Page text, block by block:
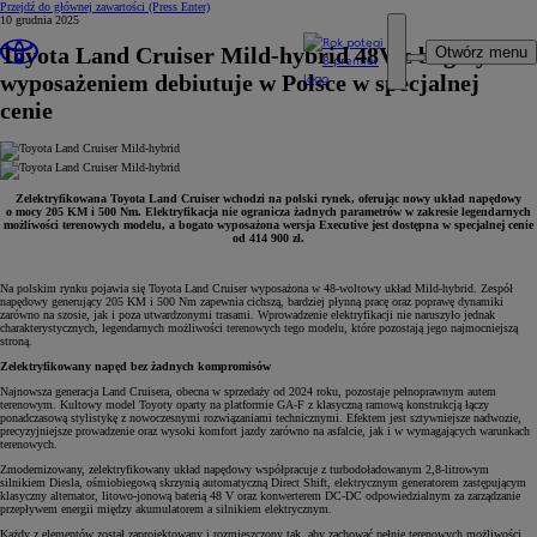
Przejdź do głównej zawartości (Press Enter)
Otwórz menu
10 grudnia 2025
Toyota Land Cruiser Mild-hybrid 48V z bogatym
wyposażeniem debiutuje w Polsce w specjalnej
cenie
Zelektryfikowana Toyota Land Cruiser wchodzi na polski rynek, oferując nowy układ napędowy
o mocy 205 KM i 500 Nm. Elektryfikacja nie ogranicza żadnych parametrów w zakresie legendarnych
możliwości terenowych modelu, a bogato wyposażona wersja Executive jest dostępna w specjalnej cenie
od 414 900 zł.
Na polskim rynku pojawia się Toyota Land Cruiser wyposażona w 48-woltowy układ Mild-hybrid. Zespół
napędowy generujący 205 KM i 500 Nm zapewnia cichszą, bardziej płynną pracę oraz poprawę dynamiki
zarówno na szosie, jak i poza utwardzonymi trasami. Wprowadzenie elektryfikacji nie naruszyło jednak
charakterystycznych, legendarnych możliwości terenowych tego modelu, które pozostają jego najmocniejszą
stroną.
Zelektryfikowany napęd bez żadnych kompromisów
Najnowsza generacja Land Cruisera, obecna w sprzedaży od 2024 roku, pozostaje pełnoprawnym autem
terenowym. Kultowy model Toyoty oparty na platformie GA-F z klasyczną ramową konstrukcją łączy
ponadczasową stylistykę z nowoczesnymi rozwiązaniami technicznymi. Efektem jest sztywniejsze nadwozie,
precyzyjniejsze prowadzenie oraz wysoki komfort jazdy zarówno na asfalcie, jak i w wymagających warunkach
terenowych.
Zmodernizowany, zelektryfikowany układ napędowy współpracuje z turbodoładowanym 2,8-litrowym
silnikiem Diesla, ośmiobiegową skrzynią automatyczną Direct Shift, elektrycznym generatorem zastępującym
klasyczny alternator, litowo-jonową baterią 48 V oraz konwerterem DC-DC odpowiedzialnym za zarządzanie
przepływem energii między akumulatorem a silnikiem elektrycznym.
Każdy z elementów został zaprojektowany i rozmieszczony tak, aby zachować pełnię terenowych możliwości